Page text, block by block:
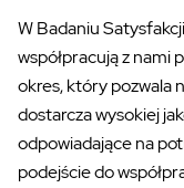
W Badaniu
współpracują z nami
okres, który pozwala
dostarcza wysokiej
odpowiadające na
podejście do